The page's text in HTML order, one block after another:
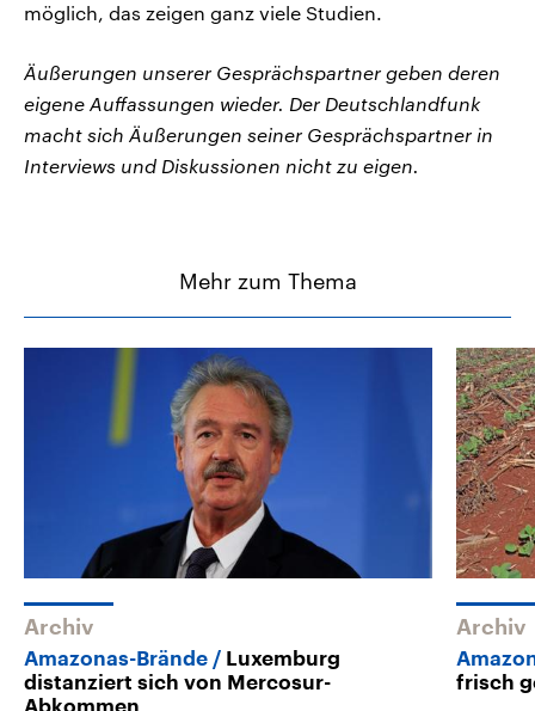
möglich, das zeigen ganz viele Studien.
Äußerungen unserer Gesprächspartner geben deren
eigene Auffassungen wieder. Der Deutschlandfunk
macht sich Äußerungen seiner Gesprächspartner in
Interviews und Diskussionen nicht zu eigen.
Mehr zum Thema
Archiv
Amazonas-Brände
Luxemburg
distanziert sich von Mercosur-
Archiv
frisch